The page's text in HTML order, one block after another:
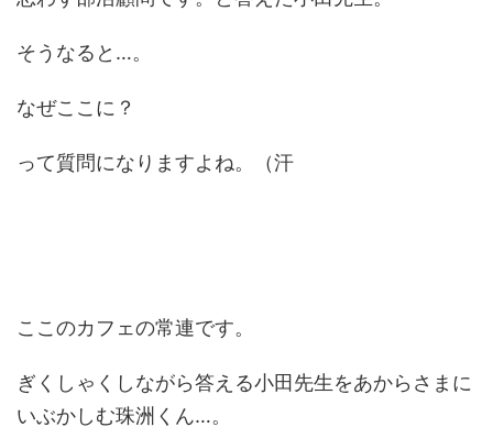
そうなると…。
なぜここに？
って質問になりますよね。（汗
ここのカフェの常連です。
ぎくしゃくしながら答える小田先生をあからさまに
いぶかしむ珠洲くん…。